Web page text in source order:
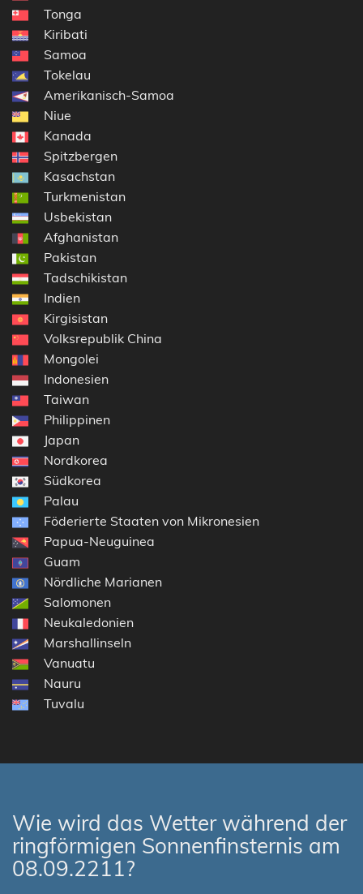
Tonga
Kiribati
Samoa
Tokelau
Amerikanisch-Samoa
Niue
Kanada
Spitzbergen
Kasachstan
Turkmenistan
Usbekistan
Afghanistan
Pakistan
Tadschikistan
Indien
Kirgisistan
Volksrepublik China
Mongolei
Indonesien
Taiwan
Philippinen
Japan
Nordkorea
Südkorea
Palau
Föderierte Staaten von Mikronesien
Papua-Neuguinea
Guam
Nördliche Marianen
Salomonen
Neukaledonien
Marshallinseln
Vanuatu
Nauru
Tuvalu
Wie wird das Wetter während der
ringförmigen Sonnenfinsternis am
08.09.2211?